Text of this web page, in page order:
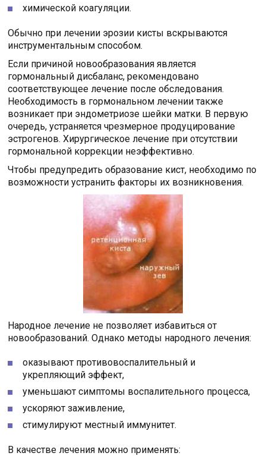
химической коагуляции.
Обычно при лечении эрозии кисты вскрываются
инструментальным способом.
Если причиной новообразования является
гормональный дисбаланс, рекомендовано
соответствующее лечение после обследования.
Необходимость в гормональном лечении также
возникает при эндометриозе шейки матки. В первую
очередь, устраняется чрезмерное продуцирование
эстрогенов. Хирургическое лечение при отсутствии
гормональной коррекции неэффективно.
Чтобы предупредить образование кист, необходимо по
возможности устранить факторы их возникновения.
Народное лечение не позволяет избавиться от
новообразований. Однако методы народного лечения:
оказывают противовоспалительный и
укрепляющий эффект,
уменьшают симптомы воспалительного процесса,
ускоряют заживление,
стимулируют местный иммунитет.
В качестве лечения можно применять: